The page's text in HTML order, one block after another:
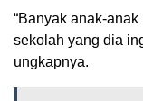
“Banyak anak-
sekolah yang dia
ungkapnya.